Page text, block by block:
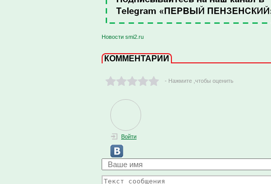
Новости smi2.ru
КОММЕНТАРИИ
- Нажмите ,чтобы оценить
Войти